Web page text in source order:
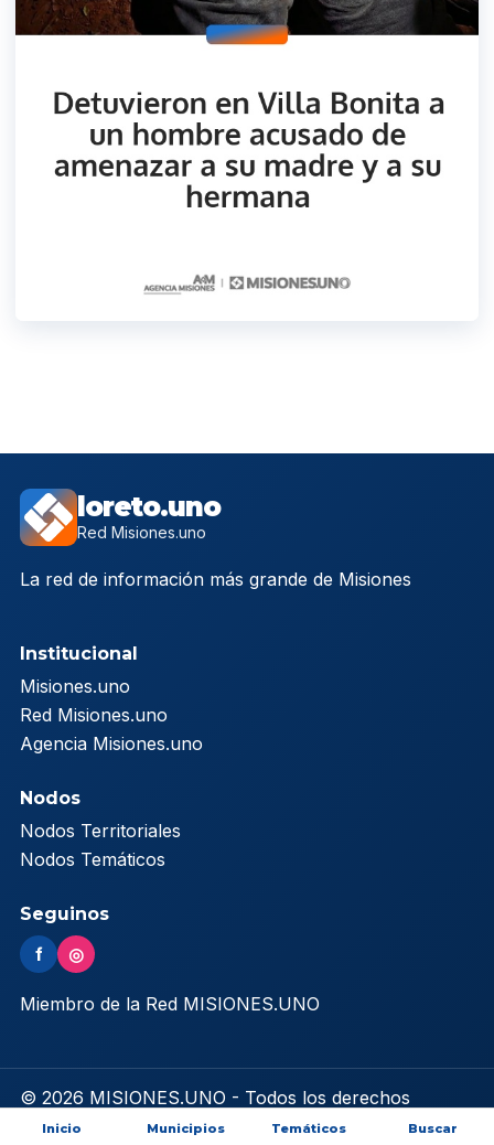
loreto.uno
Red Misiones.uno
La red de información más grande de Misiones
Institucional
Misiones.uno
Red Misiones.uno
Agencia Misiones.uno
Nodos
Nodos Territoriales
Nodos Temáticos
Seguinos
f ◎
Miembro de la Red MISIONES.UNO
© 2026 MISIONES.UNO - Todos los derechos
reservados
Inicio Municipios Temáticos Buscar